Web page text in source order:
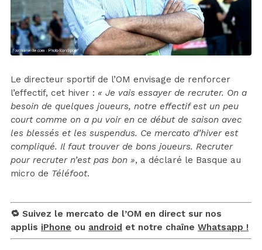
Le directeur sportif de l’OM envisage de renforcer
l’effectif, cet hiver : « Je vais essayer de recruter. On a
besoin de quelques joueurs, notre effectif est un peu
court comme on a pu voir en ce début de saison avec
les blessés et les suspendus. Ce mercato d’hiver est
compliqué. Il faut trouver de bons joueurs. Recruter
pour recruter n’est pas bon », a déclaré le Basque au
micro de Téléfoot.
🔁 Suivez le mercato de l’OM en direct sur nos
applis iPhone ou android et notre chaîne Whatsapp !